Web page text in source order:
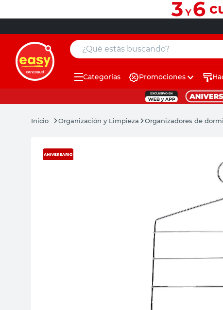
¿Qué estás buscando?
Categorías Promociones
Organización y Limpieza Organizadores de
muebles